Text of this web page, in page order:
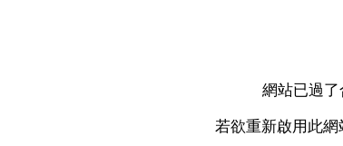
網站已過了
若欲重新啟用此